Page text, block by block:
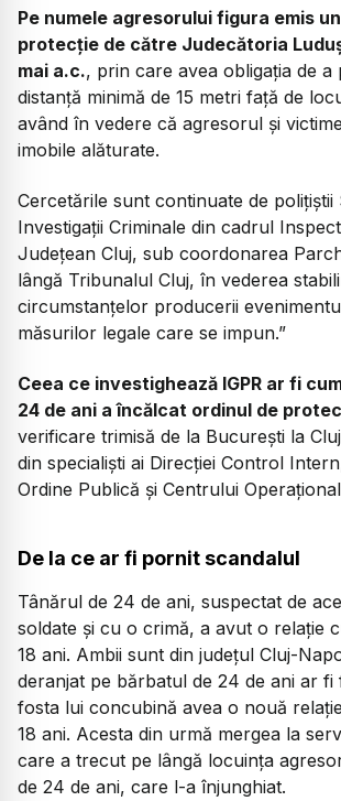
Pe numele agresorului figura emis
protecție de către Judecătoria
mai a.c., prin care avea obligația de a
distanță minimă de 15 metri față de
având în vedere că agresorul și
imobile alăturate.
Cercetările sunt continuate de polițiștii
Investigații Criminale din cadrul
Județean Cluj, sub coordonarea
lângă Tribunalul Cluj, în vederea
circumstanțelor producerii
măsurilor legale care se impun.”
Ceea ce investighează IGPR ar fi
24 de ani a încălcat ordinul de
verificare trimisă de la București la
din specialiști ai Direcției Control
Ordine Publică și Centrului
De la ce ar fi pornit scandalul
Tânărul de 24 de ani, suspectat de
soldate și cu o crimă, a avut o relație
18 ani. Ambii sunt din județul Cluj-
deranjat pe bărbatul de 24 de ani ar
fosta lui concubină avea o nouă
18 ani. Acesta din urmă mergea la
care a trecut pe lângă locuința
de 24 de ani, care l-a înjunghiat.